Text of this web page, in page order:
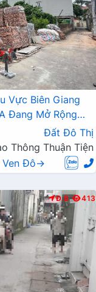
Vực Biên Giang
Đang Mở Rộng
Đất Đô Thị
Thông Thuận Tiện
Ven Đô→
Đ.B 413